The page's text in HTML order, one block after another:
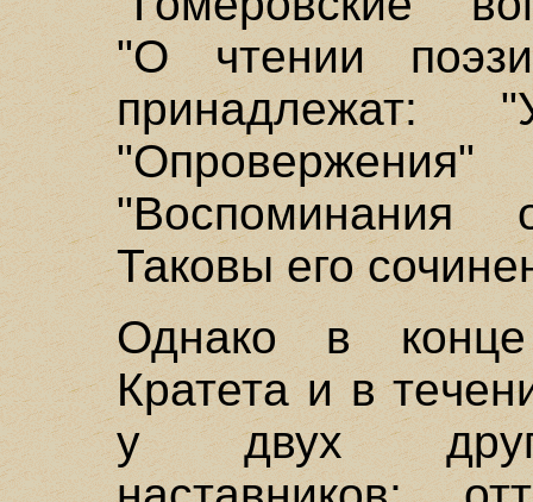
"О чтении
принадлежат:
"Воспоминания
Таковы его
Однако в
Кратета и в
у двух